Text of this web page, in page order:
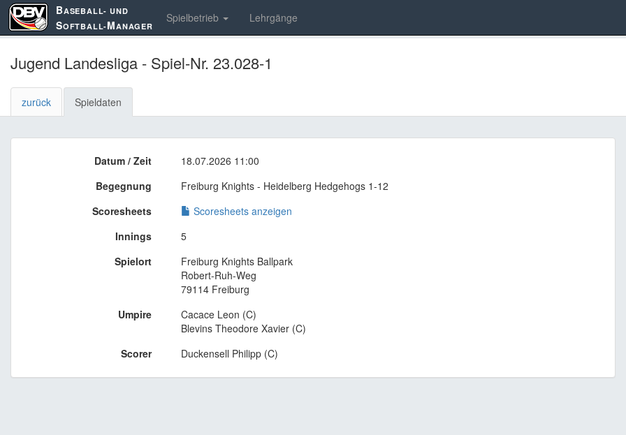
BASEBALL- UND
SOFTBALL-MANAGER
Spielbetrieb Lehrgänge
Jugend Landesliga - Spiel-Nr. 23.028-1
zurück Spieldaten
Datum / Zeit
18.07.2026 11:00
Begegnung
Freiburg Knights - Heidelberg Hedgehogs 1-12
Scoresheets
Scoresheets anzeigen
Innings
5
Spielort
Freiburg Knights Ballpark
Robert-Ruh-Weg
79114 Freiburg
Umpire
Cacace Leon (C)
Blevins Theodore Xavier (C)
Scorer
Duckensell Philipp (C)